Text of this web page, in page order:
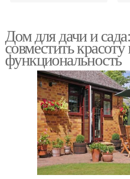
максимального
комфорта
Дом для дачи и
совместить красоту
функциональность